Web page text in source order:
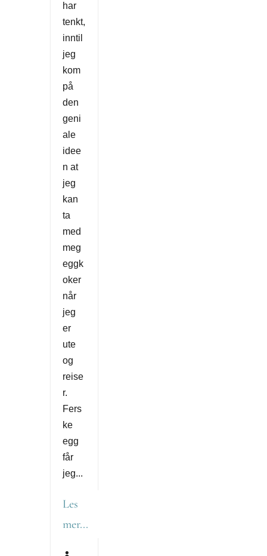
har
tenkt,
inntil
jeg
kom
på
den
geni
ale
idee
n at
jeg
kan
ta
med
meg
eggk
oker
når
jeg
er
ute
og
reise
r.
Fers
ke
egg
får
jeg...
Les
mer...